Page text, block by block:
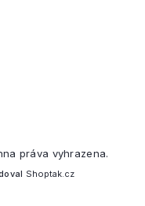
práva vyhrazena.
Shoptak.cz